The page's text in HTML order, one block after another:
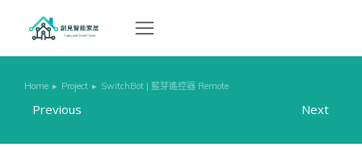
You are here:
Home Project SwitchBot | 藍芽遙控器 Remote
Previous Next